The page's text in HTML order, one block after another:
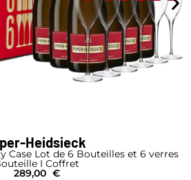
Heidsieck
Case Lot de 6 Bouteilles et 6 verres
I Coffret
289,00 €